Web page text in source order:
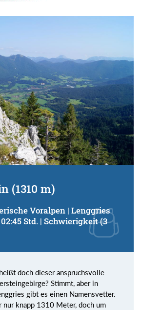
(1310 m)
Voralpen | Lenggries
Std. | Schwierigkeit (3
doch dieser anspruchsvolle
Stimmt, aber in
gibt es einen Namensvetter.
nur knapp 1310 Meter, doch um